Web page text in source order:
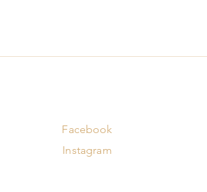
Facebook
Instagram